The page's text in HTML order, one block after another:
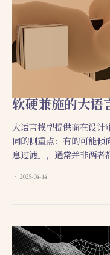
软硬兼施的大语
大语言模型提供商在设计
同的侧重点：有的可能倾
息过滤」，通常并非两者
2025-04-14